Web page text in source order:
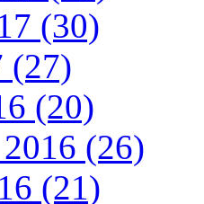
(30)
(27)
(20)
(26)
(21)